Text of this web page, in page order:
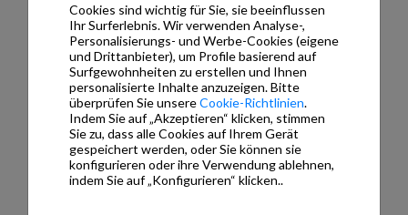
dwversow-app.knxprod
1.197,29 Kb
firmware_rc1-verso-1.2.bin
1.746,56 Kb
iddero_verso_1.2.knxprod
1.232,43 Kb
Dokumentation
verso_iconlist_es.pdf
239,71 Kb
Dossier_VERSO_Jun2022_es.pdf
8.886,74 Kb
verso_datasheet_es.pdf
506,45 Kb
Cookies sind wichtig für Sie, sie beeinflussen
Ihr Surferlebnis. Wir verwenden Analyse-,
Personalisierungs- und Werbe-Cookies (eigene
und Drittanbieter), um Profile basierend auf
Surfgewohnheiten zu erstellen und Ihnen
personalisierte Inhalte anzuzeigen. Bitte
überprüfen Sie unsereCookie-Richtlinien.
Indem Sie auf „Akzeptieren“ klicken, stimmen
Sie zu, dass alle Cookies auf Ihrem Gerät
gespeichert werden, oder Sie können sie
konfigurieren oder ihre Verwendung ablehnen,
indem Sie auf „Konfigurieren“ klicken..